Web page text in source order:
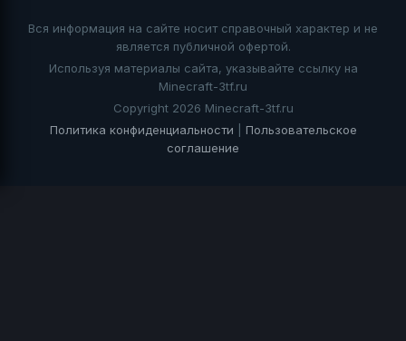
Вся информация на сайте носит справочный характер и не
является публичной офертой.
Используя материалы сайта, указывайте ссылку на
Minecraft-3tf.ru
Copyright 2026 Minecraft-3tf.ru
Политика конфиденциальности
Пользовательское
соглашение